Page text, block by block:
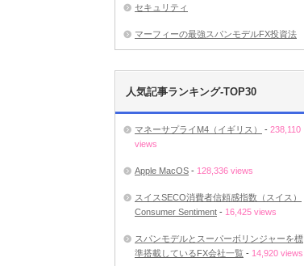
セキュリティ
マーフィーの最強スパンモデルFX投資法
人気記事ランキング-TOP30
マネーサプライM4（イギリス） - 238,110
views
Apple MacOS - 128,336 views
スイスSECO消費者信頼感指数（スイス）
Consumer Sentiment - 16,425 views
スパンモデルとスーパーボリンジャーを標
準搭載しているFX会社一覧 - 14,920 views